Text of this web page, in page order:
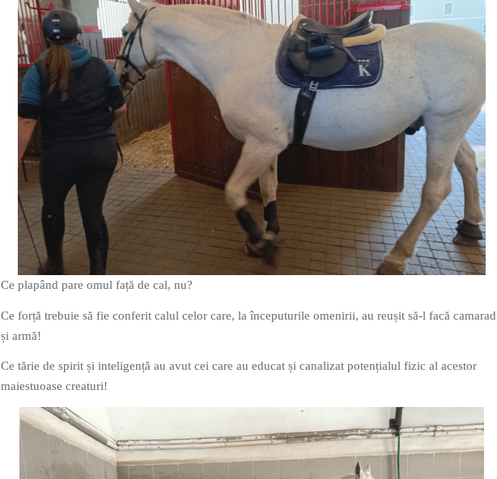
Ce plapând pare omul față de cal, nu?
Ce forță trebuie să fie conferit calul celor care, la începuturile omenirii, au reușit să-l facă camarad
și armă!
Ce tărie de spirit și inteligență au avut cei care au educat și canalizat potențialul fizic al acestor
maiestuoase creaturi!